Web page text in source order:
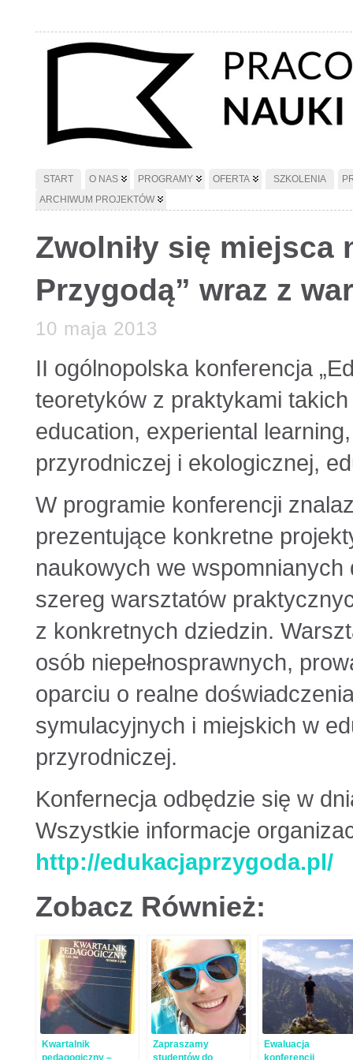
START O NAS PROGRAMY OFERTA SZKOLENIA
ARCHIWUM PROJEKTÓW
Zwolniły się miejsca
Przygodą” wraz z
10 maja 2013
II ogólnopolska konferencja
teoretyków z praktykami
education, experiental
przyrodniczej i ekologicznej,
W programie konferencji
prezentujące konkretne
naukowych we
szereg warsztatów
z konkretnych dziedzin.
osób niepełnosprawnych,
oparciu o realne
symulacyjnych i miejskich w
przyrodniczej.
Konfernecja odbędzie się w
Wszystkie informacje
http://edukacjaprzygoda.pl/
Zobacz Również:
Kwartalnik
pedagogiczny –
Zapraszamy
studentów do
Ewaluacja
konferencji